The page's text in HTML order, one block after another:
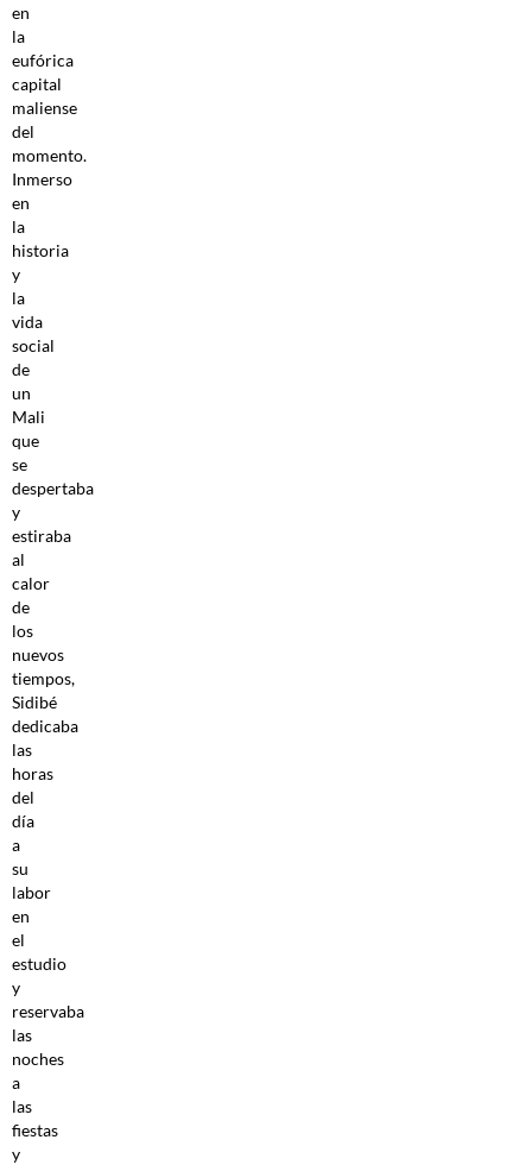
en
la
eufórica
capital
maliense
del
momento.
Inmerso
en
la
historia
y
la
vida
social
de
un
Mali
que
se
despertaba
y
estiraba
al
calor
de
los
nuevos
tiempos,
Sidibé
dedicaba
las
horas
del
día
a
su
labor
en
el
estudio
y
reservaba
las
noches
a
las
fiestas
y